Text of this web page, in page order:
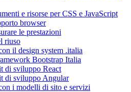
e risorse per CSS e JavaScript
browser
le prestazioni
riuso
il design system .italia
Bootstrap Italia
di sviluppo React
di sviluppo Angular
i modelli di sito e servizi